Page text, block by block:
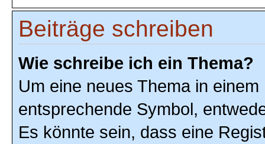
Beiträge schreiben
Wie schreibe ich ein Thema?
Um eine neues Thema in
entsprechende Symbol,
Es könnte sein, dass eine